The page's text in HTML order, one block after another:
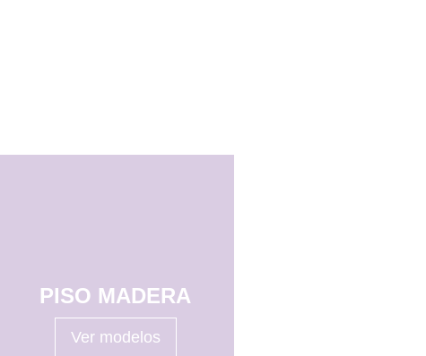
PISO MADERA
Ver modelos